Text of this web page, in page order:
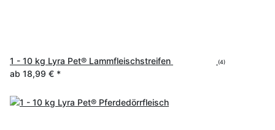
1 - 10 kg Lyra Pet® Lammfleischstreifen (4)
ab 18,99 € *